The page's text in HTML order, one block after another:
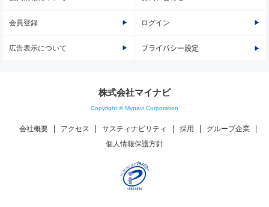
会員登録 ログイン
広告表示について プライバシー設定
株式会社マイナビ
Copyright © Mynavi Corporation
会社概要 アクセス サスティナビリティ 採用
グループ企業
個人情報保護方針